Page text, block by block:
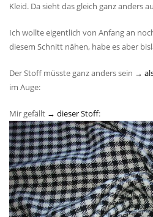
Kleid. Da sieht das gleich ganz anders
Ich wollte eigentlich von Anfang an
diesem Schnitt nähen, habe es aber
Der Stoff müsste ganz anders sein →
im Auge:
Mir gefällt → dieser Stoff: